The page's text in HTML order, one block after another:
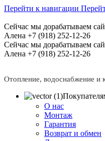
Перейти к навигации
Сейчас мы дорабатываем
Алена +7 (918) 252-12-26
Сейчас мы дорабатываем
Алена +7 (918) 252-12-26
Отопление, водоснабжение и
О нас
Монтаж
Гарантия
Возврат и обмен